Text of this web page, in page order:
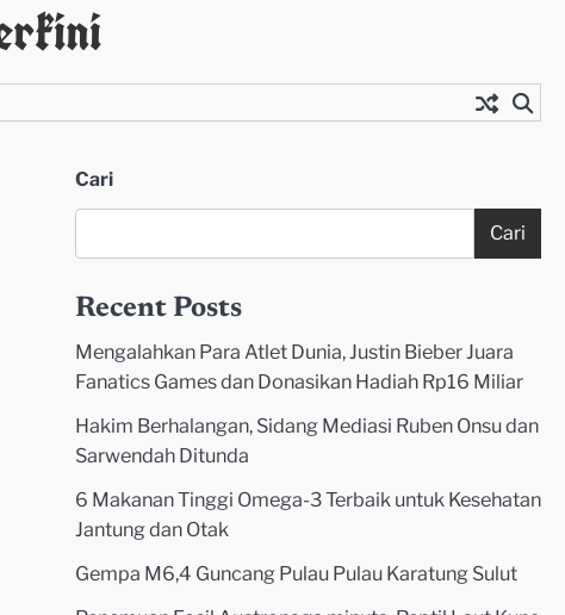
Cari
Cari
Recent Posts
Mengalahkan Para Atlet Dunia, Justin Bieber Juara
Fanatics Games dan Donasikan Hadiah Rp16 Miliar
Hakim Berhalangan, Sidang Mediasi Ruben Onsu dan
Sarwendah Ditunda
6 Makanan Tinggi Omega-3 Terbaik untuk Kesehatan
Jantung dan Otak
Gempa M6,4 Guncang Pulau Pulau Karatung Sulut